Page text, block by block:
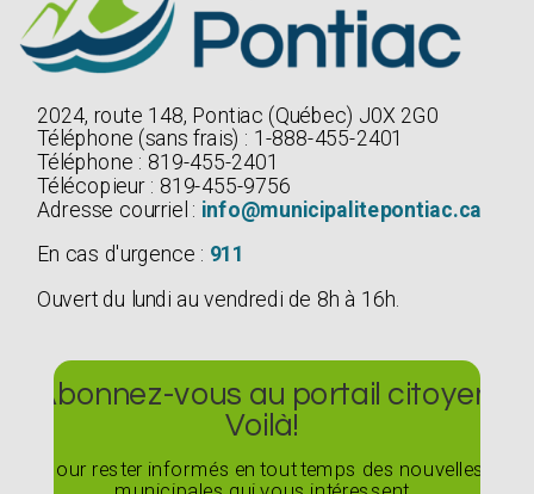
2024, route 148, Pontiac (Québec) J0X 2G0
Téléphone (sans frais) : 1-888-455-2401
Téléphone : 819-455-2401
Télécopieur : 819-455-9756
Adresse courriel : info@municipalitepontiac.ca
En cas d'urgence : 911
Ouvert du lundi au vendredi de 8h à 16h.
Abonnez-vous au portail citoyen
Voilà!
Pour rester informés en tout temps des nouvelles